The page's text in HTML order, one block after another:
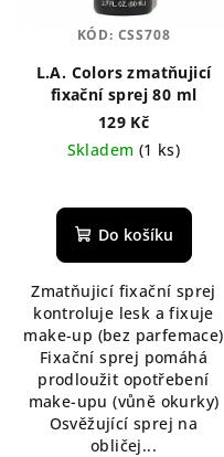
L.A. Colors zmatňujicí
fixační sprej 80 ml
129 Kč
Skladem (1 ks)
hodnocení
produktu
z
5
hvězdiček.
Do košíku
Zmatňujicí fixační sprej
kontroluje lesk a fixuje
make-up (bez parfemace)
Fixační sprej pomáhá
prodloužit opotřebení
make-upu (vůně okurky)
Osvěžující sprej na
obličej...
KÓD: CSS708